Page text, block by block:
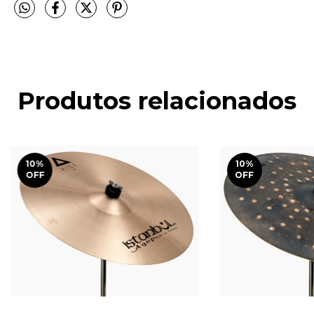
Produtos relacionados
10%
OFF
10%
OFF